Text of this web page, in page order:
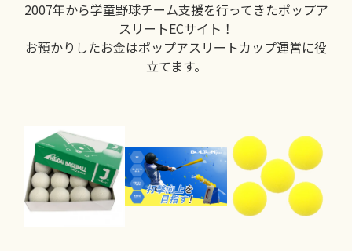
2007年から学童野球チーム支援を行ってきたポップア
スリートECサイト！
お預かりしたお金はポップアスリートカップ運営に役
立てます。